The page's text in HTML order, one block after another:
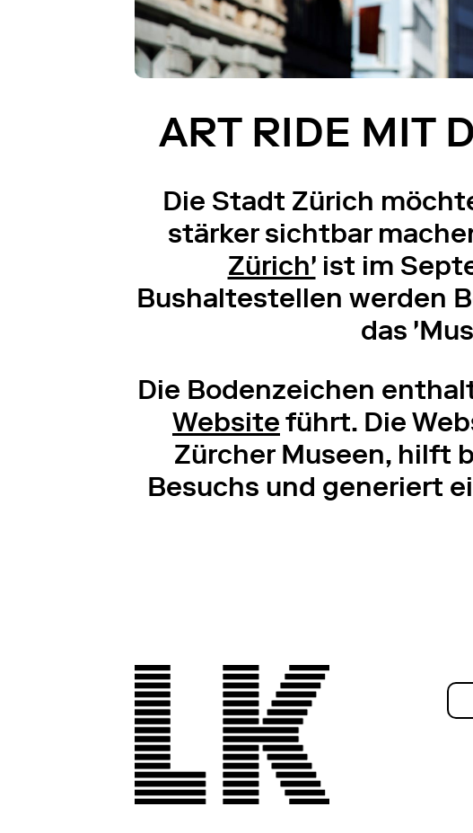
ART RIDE MIT
Die Stadt Zürich
stärker sichtbar
Zürich'ist im
Bushaltestellen werden
das
Die Bodenzeichen
Websiteführt. Die
Zürcher Museen, hilft
Besuchs und generiert